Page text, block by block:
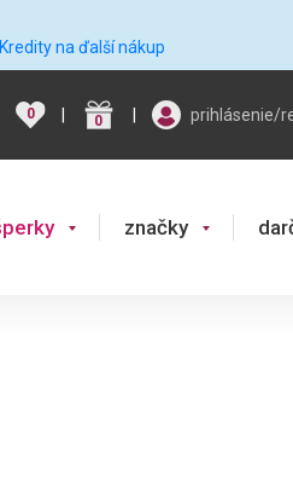
Kredity na ďalší nákup
0 | 0 | prihlásenie/
značky